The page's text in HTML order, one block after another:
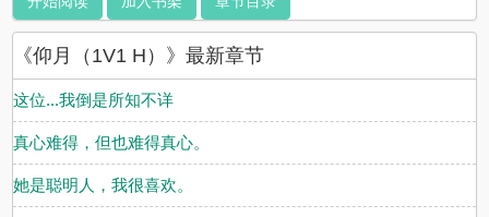
《仰月（1V1 H）》最新章节
这位...我倒是所知不详
真心难得，但也难得真心。
她是聪明人，我很喜欢。